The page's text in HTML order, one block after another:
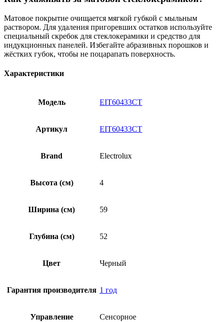
Матовое покрытие очищается мягкой губкой с мыльным
раствором. Для удаления пригоревших остатков используйте
специальный скребок для стеклокерамики и средство для
индукционных панелей. Избегайте абразивных порошков и
жёстких губок, чтобы не поцарапать поверхность.
Характеристики
Модель EIT60433CT
Артикул EIT60433CT
Brand Electrolux
Высота (см) 4
Ширина (см) 59
Глубина (см) 52
Цвет Черный
Гарантия производителя 1 год
Управление Сенсорное